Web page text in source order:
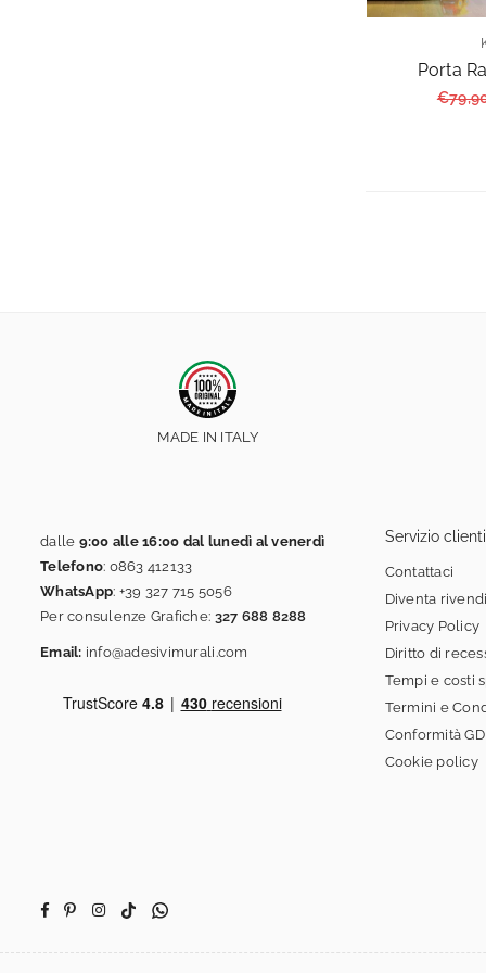
Porta
Prezzo
MADE IN ITALY
dalle 9:00 alle 16:00 dal lunedì al venerdì
Telefono: 0863 412133
WhatsApp: +39 327 715 5056
Per consulenze Grafiche: 327 688 8288
Email: info@adesivimurali.com
Facebook
PinterestInstagram
TikTokWhatsapp
Servizio clienti
Contattaci
Diventa
Privacy Policy
Diritto di
Tempi e costi
Termini e
Conformità
Cookie policy